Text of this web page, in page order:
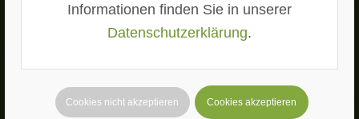
Informationen finden Sie in unserer
Datenschutzerklärung.
Cookies nicht akzeptieren Cookies akzeptieren
Frank Wiens
der Gemeinde Stephanskirchen
Telefon: 08036 3038060